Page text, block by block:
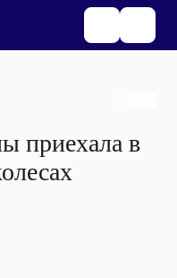
приехала в